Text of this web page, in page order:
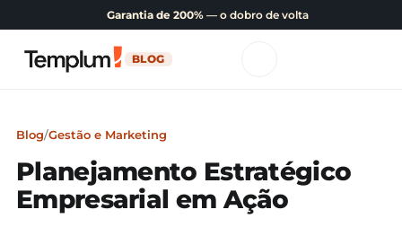
Garantia de 200% — o dobro de volta
BLOG
Blog/Gestão e Marketing
Planejamento Estratégico
Empresarial em Ação